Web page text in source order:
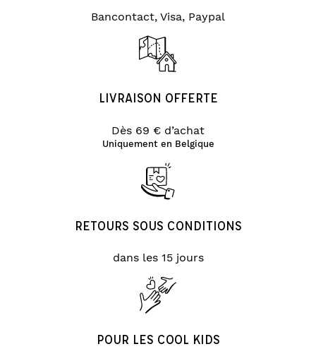
Bancontact, Visa, Paypal
LIVRAISON OFFERTE
Dès 69 € d’achat
Uniquement en Belgique
RETOURS SOUS CONDITIONS
dans les 15 jours
POUR LES COOL KIDS